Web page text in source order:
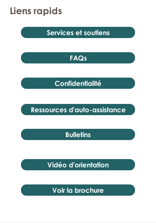
Liens rapids
Services et soutiens
FAQs
Confidentialité
Ressources d'auto-assistance
Bulletins
Vidéo d'orientation
Voir la brochure